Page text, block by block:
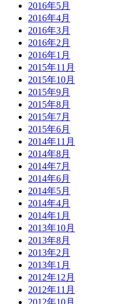
2016年5月
2016年4月
2016年3月
2016年2月
2016年1月
2015年11月
2015年10月
2015年9月
2015年8月
2015年7月
2015年6月
2014年11月
2014年8月
2014年7月
2014年6月
2014年5月
2014年4月
2014年1月
2013年10月
2013年8月
2013年2月
2013年1月
2012年12月
2012年11月
2012年10月